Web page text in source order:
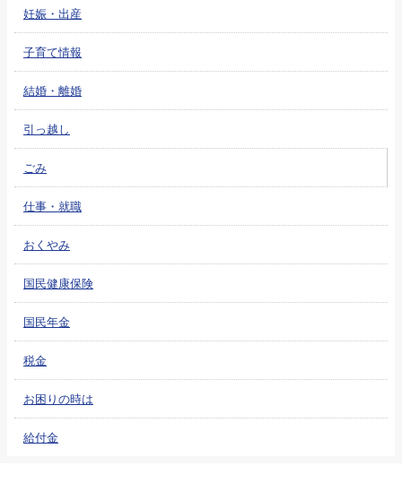
妊娠・出産
子育て情報
結婚・離婚
引っ越し
ごみ
仕事・就職
おくやみ
国民健康保険
国民年金
税金
お困りの時は
給付金